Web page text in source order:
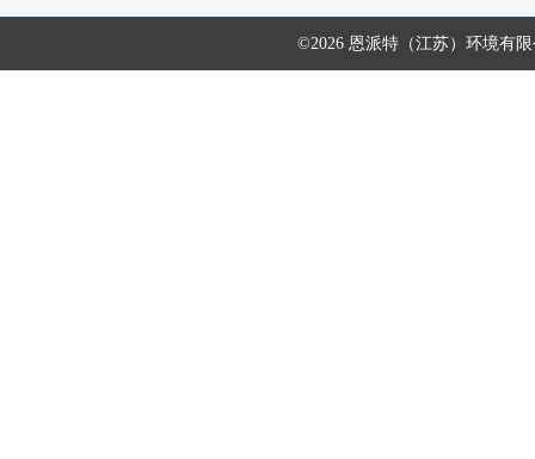
©2026 恩派特（江苏）环境有